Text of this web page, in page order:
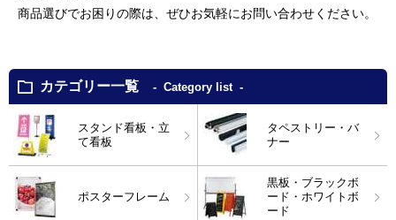
商品選びでお困りの際は、ぜひお気軽にお問い合わせください。
カテゴリー一覧 Category list
スタンド看板・立
て看板
タペストリー・バ
ナー
ポスターフレーム
黒板・ブラックボ
ード・ホワイトボ
ード